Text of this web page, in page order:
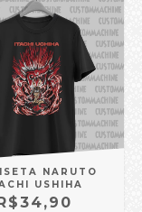
NARUTO
USHIHA